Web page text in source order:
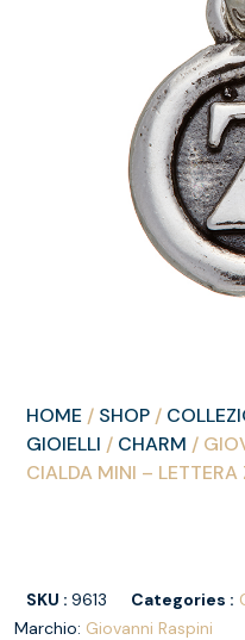
HOME / SHOP /
GIOIELLI / CHARM /
CIALDA MINI – LETTERA
SKU :9613 Categories :
Marchio: Giovanni Raspini